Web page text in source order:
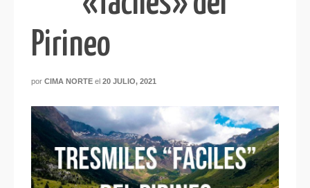
Pirineo
por CIMA NORTE el 20 JULIO, 2021